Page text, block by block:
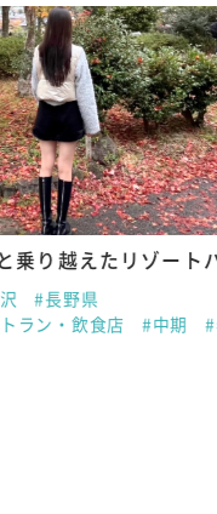
乗り越えたリゾート
#長野県
ラン・飲食店
#中期